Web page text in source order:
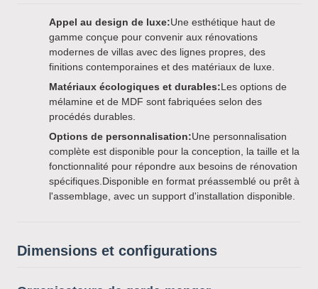
Appel au design de luxe:Une esthétique haut de
gamme conçue pour convenir aux rénovations
modernes de villas avec des lignes propres, des
finitions contemporaines et des matériaux de luxe.
Matériaux écologiques et durables:Les options de
mélamine et de MDF sont fabriquées selon des
procédés durables.
Options de personnalisation:Une personnalisation
complète est disponible pour la conception, la taille et la
fonctionnalité pour répondre aux besoins de rénovation
spécifiques.Disponible en format préassemblé ou prêt à
l'assemblage, avec un support d'installation disponible.
Dimensions et configurations